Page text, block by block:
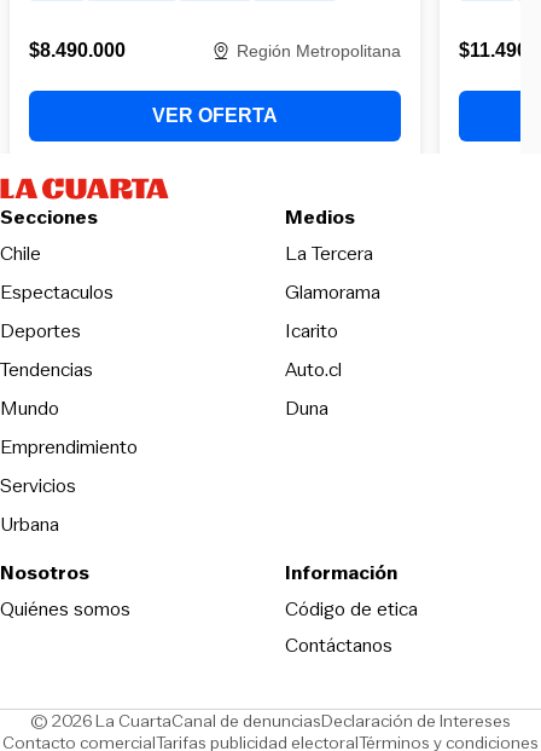
Secciones
Chile
Espectaculos
Deportes
Tendencias
Mundo
Emprendimiento
Servicios
Urbana
Medios
La TerceraOpens in new
Glamorama
Icarito
Auto.cl
DunaOpens in new window
Nosotros
Quiénes somos
Información
Código de eticaOpens in new
Contáctanos
© 2026 La CuartaCanal de denunciasOpens in new window
Declaración de Intereses
Contacto comercialOpens in new window
Tarifas publicidad electoralOpens in new window
Términos y condiciones